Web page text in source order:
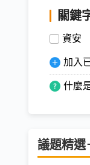
關鍵
資安
加入
什麼
議題精選